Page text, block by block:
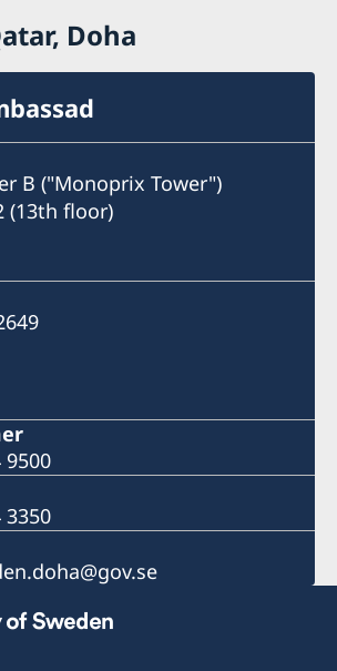
Doha
B ("Monoprix Tower")
(13th floor)
9500
3350